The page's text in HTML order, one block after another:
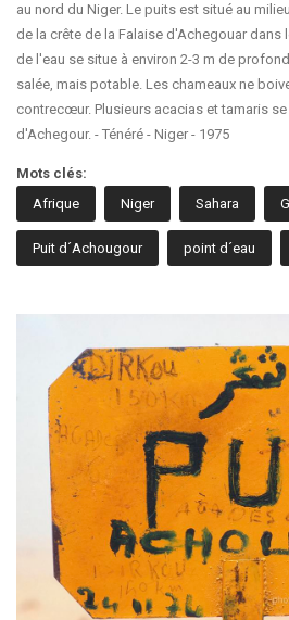
au nord du Niger. Le puits est situé au
de la crête de la Falaise d'Achegouar dans
de l'eau se situe à environ 2-3 m de
salée, mais potable. Les chameaux ne
contrecœur. Plusieurs acacias et tamaris
d'Achegour. - Ténéré - Niger - 1975
Mots clés:
Afrique
Niger Sahara
Puit d´Achougour point d´eau